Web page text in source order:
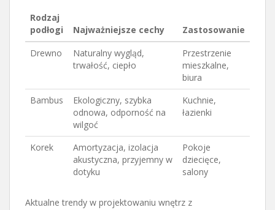
Rodzaj
podłogi
Najważniejsze cechy
Zastosowanie
Drewno
Naturalny wygląd,
trwałość, ciepło
Przestrzenie
mieszkalne,
biura
Bambus
Ekologiczny, szybka
odnowa, odporność na
wilgoć
Kuchnie,
łazienki
Korek
Amortyzacja, izolacja
akustyczna, przyjemny w
dotyku
Pokoje
dziecięce,
salony
Aktualne trendy w projektowaniu wnętrz z